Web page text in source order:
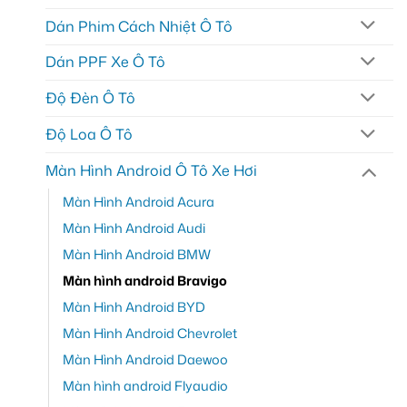
Dán Phim Cách Nhiệt Ô Tô
Dán PPF Xe Ô Tô
Độ Đèn Ô Tô
Độ Loa Ô Tô
Màn Hình Android Ô Tô Xe Hơi
Màn Hình Android Acura
Màn Hình Android Audi
Màn Hình Android BMW
Màn hình android Bravigo
Màn Hình Android BYD
Màn Hình Android Chevrolet
Màn Hình Android Daewoo
Màn hình android Flyaudio